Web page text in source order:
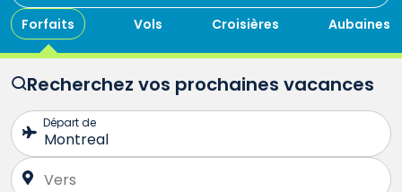
Forfaits
Vols Croisières Aubaines
Recherchez vos prochaines vacances